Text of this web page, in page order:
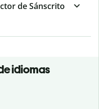
de Sánscrito
idiomas